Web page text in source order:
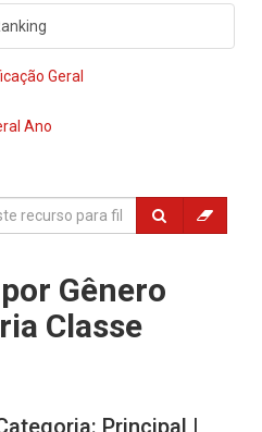
Geral
Ano
Gênero
Classe